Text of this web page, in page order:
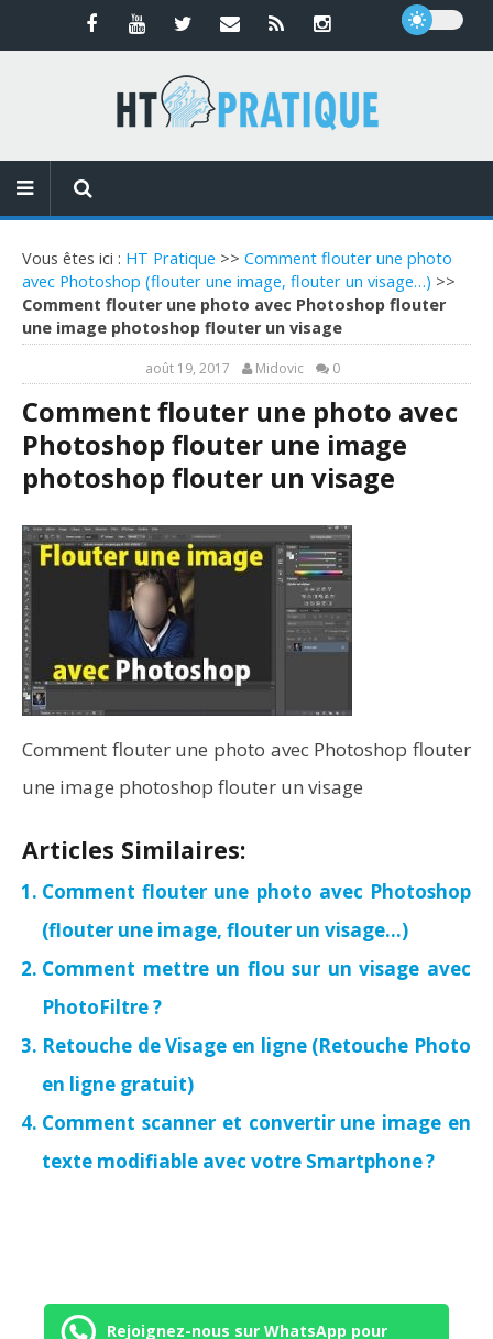
Vous êtes ici : HT Pratique >> Comment flouter une photo
avec Photoshop (flouter une image, flouter un visage…) >>
Comment flouter une photo avec Photoshop flouter
une image photoshop flouter un visage
août 19, 2017 Midovic 0
Comment flouter une photo avec
Photoshop flouter une image
photoshop flouter un visage
Comment flouter une photo avec Photoshop flouter
une image photoshop flouter un visage
Articles Similaires:
Comment flouter une photo avec Photoshop
(flouter une image, flouter un visage…)
Comment mettre un flou sur un visage avec
PhotoFiltre ?
Retouche de Visage en ligne (Retouche Photo
en ligne gratuit)
Comment scanner et convertir une image en
texte modifiable avec votre Smartphone ?
Rejoignez-nous sur WhatsApp pour